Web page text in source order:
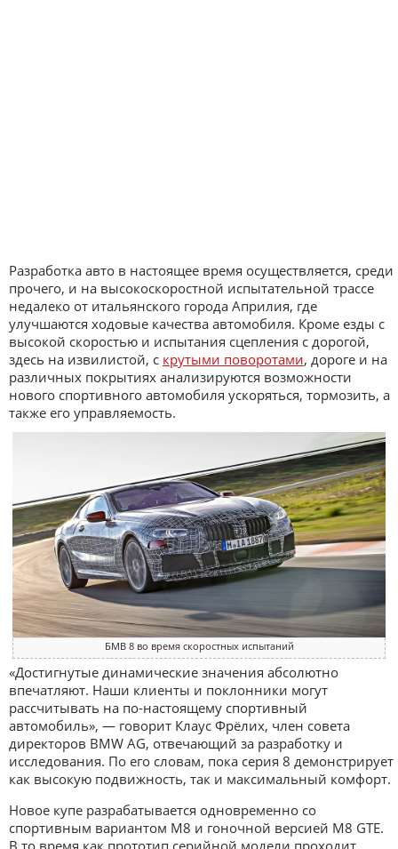
Разработка авто в настоящее время осуществляется, среди
прочего, и на высокоскоростной испытательной трассе
недалеко от итальянского города Априлия, где
улучшаются ходовые качества автомобиля. Кроме езды с
высокой скоростью и испытания сцепления с дорогой,
здесь на извилистой, с крутыми поворотами, дороге и на
различных покрытиях анализируются возможности
нового спортивного автомобиля ускоряться, тормозить, а
также его управляемость.
БМВ 8 во время скоростных испытаний
«Достигнутые динамические значения абсолютно
впечатляют. Наши клиенты и поклонники могут
рассчитывать на по-настоящему спортивный
автомобиль», — говорит Клаус Фрёлих, член совета
директоров BMW AG, отвечающий за разработку и
исследования. По его словам, пока серия 8 демонстрирует
как высокую подвижность, так и максимальный комфорт.
Новое купе разрабатывается одновременно со
спортивным вариантом M8 и гоночной версией M8 GTE.